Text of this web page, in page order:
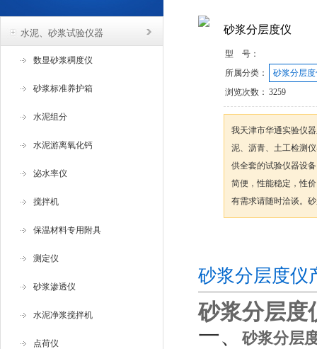
水泥、砂浆试验仪器
数显砂浆稠度仪
砂浆标准养护箱
水泥组分
水泥游离氧化钙
泌水率仪
搅拌机
保温材料专用附具
测定仪
砂浆渗透仪
水泥净浆搅拌机
点荷仪
砂浆分层度仪
型 号：
所属分类：
砂浆分层
浏览次数： 3259
我天津市华通实验仪
泥、沥青、土工检测
供全套的试验仪器设
简便，性能稳定，性
有需求请随时洽谈。
砂浆分层度仪
砂浆分层度
一、砂浆分层